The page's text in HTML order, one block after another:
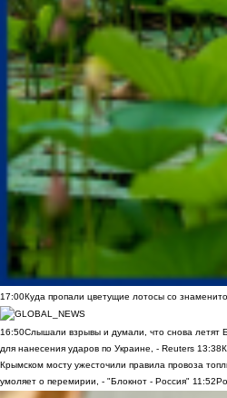
17:00Куда пропали цветущие лотосы со
16:50Слышали взрывы и думали, что снова летят
для нанесения ударов по Украине, - Reuters 13:38
Крымском мосту ужесточили правила провоза
умоляет о перемирии, - "Блокнот - Россия" 11:52